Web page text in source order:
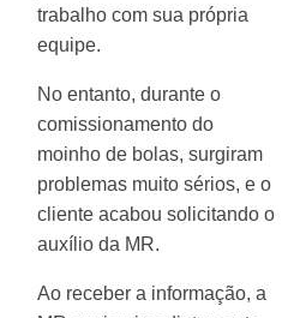
trabalho com sua própria
equipe.
No entanto, durante o
comissionamento do
moinho de bolas, surgiram
problemas muito sérios, e o
cliente acabou solicitando o
auxílio da MR.
Ao receber a informação, a